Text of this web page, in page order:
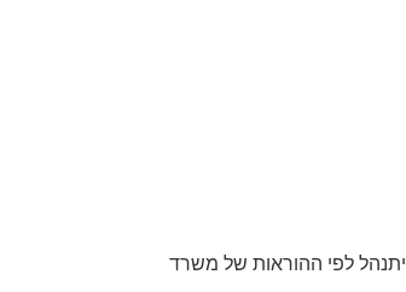
יתנהל לפי ההוראות של משרד